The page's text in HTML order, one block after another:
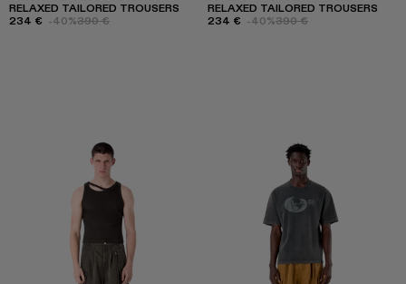
RELAXED TAILORED TROUSERS
234 € -40%390 €
RELAXED TAILORED TROUSERS
234 € -40%390 €